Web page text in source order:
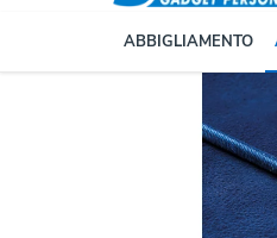
ABBIGLIAMENTO
AGENDE E